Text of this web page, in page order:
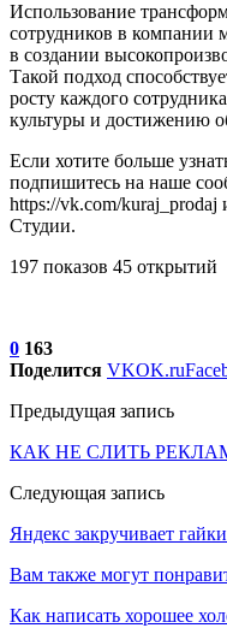
Использование
сотрудников в компании
в создании
Такой подход
росту каждого
культуры и достижению
Если хотите больше
подпишитесь на наше
https://vk.com/kuraj_prodaj
Студии.
197 показов 45 открытий
0 163
Поделится VKOK.ru
Предыдущая запись
КАК НЕ СЛИТЬ
Следующая запись
Яндекс закручивает
Вам также могут
Как написать хорошее